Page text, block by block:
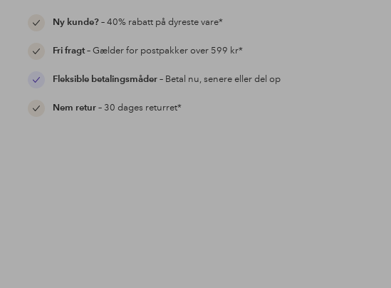
Ny kunde?– 40% rabatt på dyreste vare*
Fri fragt– Gælder for postpakker over 599 kr*
Fleksible betalingsmåder– Betal nu, senere eller del op
Nem retur– 30 dages returret*